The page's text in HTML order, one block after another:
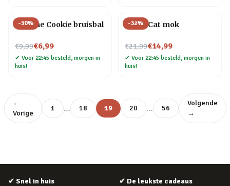
-30%
Fortune Cookie bruisbal
€9,99
Nu voor€6,99
✔ Voor 22:45 besteld, morgen in
huis!
-32%
Crazy Cat mok
€21,99
Nu voor€14,99
✔ Voor 22:45 besteld, morgen in
huis!
←
Vorige
1 … 18 19 20 … 56
Volgende
→
✔ Snel in huis ✔ De leukste cadeaus